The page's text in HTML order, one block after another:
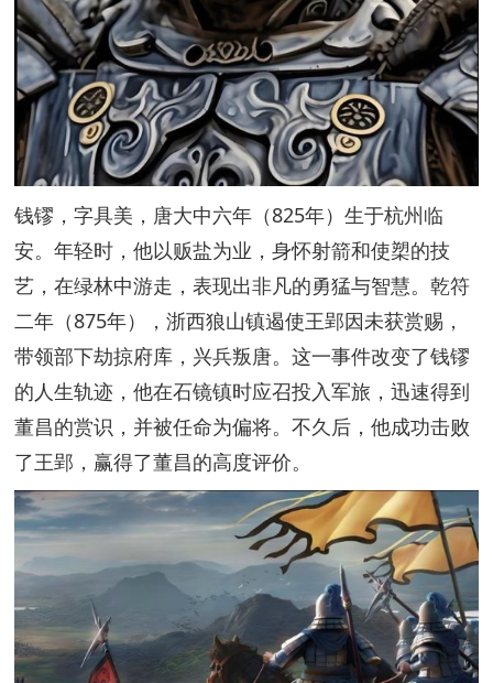
钱镠，字具美，唐大中六年（825年）生于杭州临
安。年轻时，他以贩盐为业，身怀射箭和使槊的技
艺，在绿林中游走，表现出非凡的勇猛与智慧。乾符
二年（875年），浙西狼山镇遏使王郢因未获赏赐，
带领部下劫掠府库，兴兵叛唐。这一事件改变了钱镠
的人生轨迹，他在石镜镇时应召投入军旅，迅速得到
董昌的赏识，并被任命为偏将。不久后，他成功击败
了王郢，赢得了董昌的高度评价。